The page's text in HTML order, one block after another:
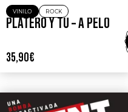
VINILO ROCK
PLATERO Y TU – A PELO
35,90€